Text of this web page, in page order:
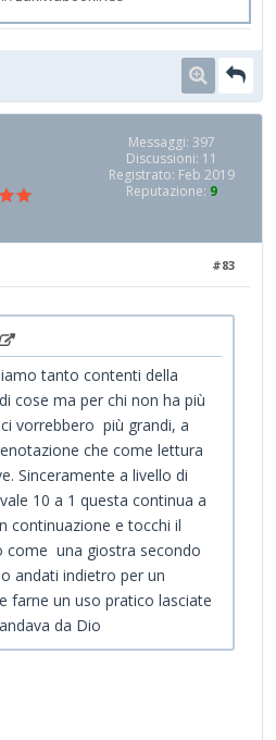
Messaggi: 397
Discussioni: 11
Registrato: Feb 2019
Reputazione: 9
#83
tanto contenti della
cose ma per chi non ha più
vorrebbero più grandi, a
che come lettura
Sinceramente a livello di
10 a 1 questa continua a
continuazione e tocchi il
come una giostra secondo
andati indietro per un
farne un uso pratico lasciate
da Dio